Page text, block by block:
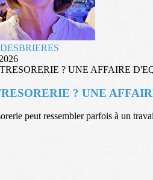
? UNE
peut ressembler parfois à un